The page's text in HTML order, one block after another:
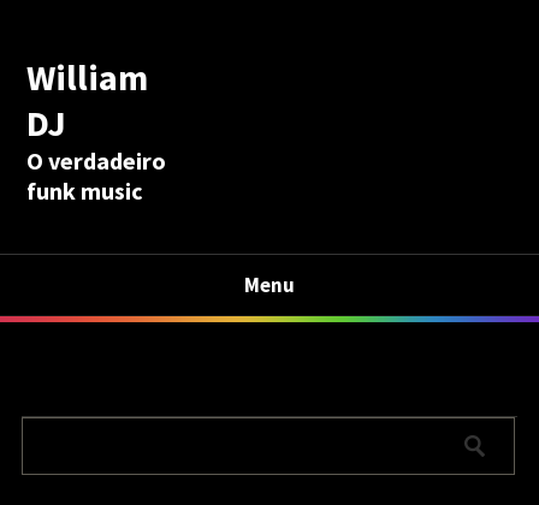
William
DJ
O verdadeiro
funk music
Menu